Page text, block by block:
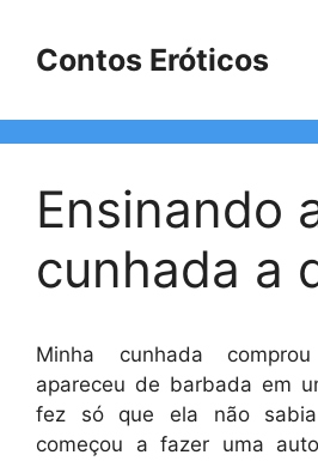
Contos Eróticos
Ensinando
cunhada a
Minha cunhada
apareceu de barbada em
fez só que ela não
começou a fazer uma